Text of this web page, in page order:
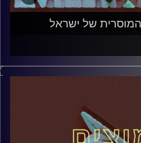
של ישראל
עם פרופסור בועז בן-